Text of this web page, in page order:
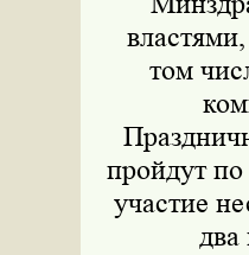
том
пройдут
участие
два